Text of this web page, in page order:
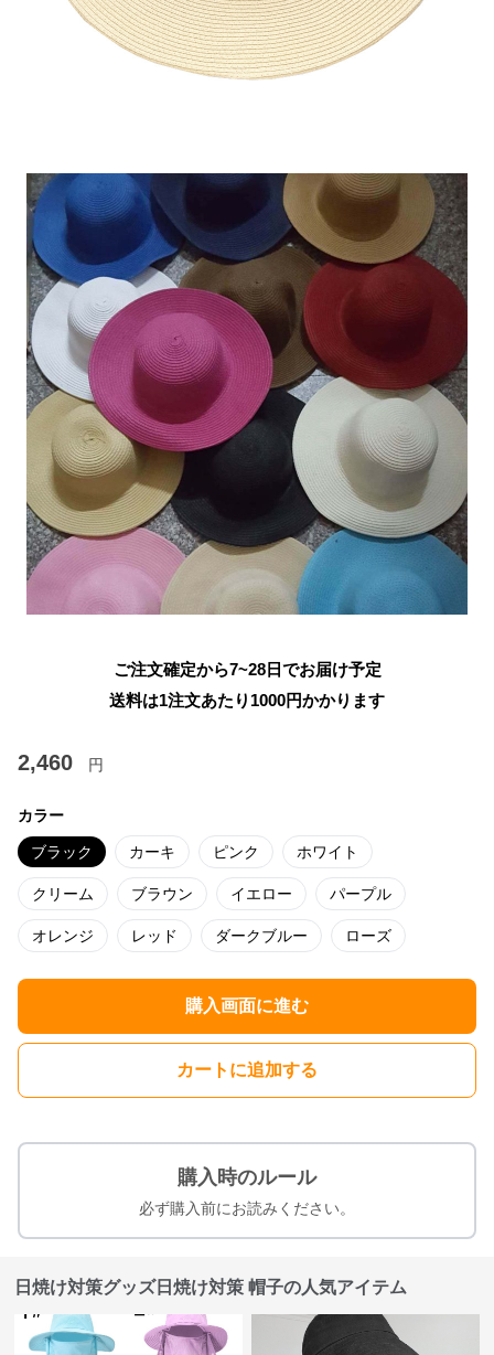
ご注文確定から7~28日でお届け予定
送料は1注文あたり 1000円かかります
2,460 円
カラー
ブラック カーキ ピンク ホワイト
クリーム ブラウン イエロー パープル
オレンジ レッド ダークブルー ローズ
購入画面に進む
カートに追加する
購入時のルール
必ず購入前にお読みください。
日焼け対策グッズ日焼け対策 帽子の人気アイテム